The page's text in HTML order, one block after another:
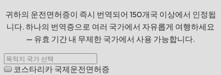
귀하의 운전면허증이 즉시 번역되어 150개국 이상에서 인정됩
니다. 하나의 번역증으로 여러 국가에서 자유롭게 여행하세요
— 유효 기간 내 무제한 국가에서 사용 가능합니다.
코스타리카 국제운전면허증